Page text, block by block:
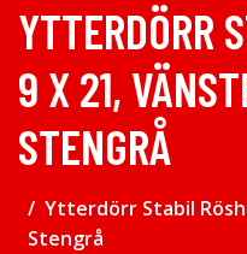
YTTERDÖRR
9 X 21,
STENGRÅ
Ytterdörr Stabil
Stengrå